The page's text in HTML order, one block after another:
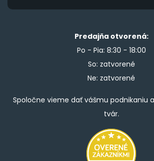
Predajňa otvorená:
Po - Pia: 8:30 - 18:00
So: zatvorené
Ne: zatvorené
Spoločne vieme dať vášmu podnikaniu
tvár.